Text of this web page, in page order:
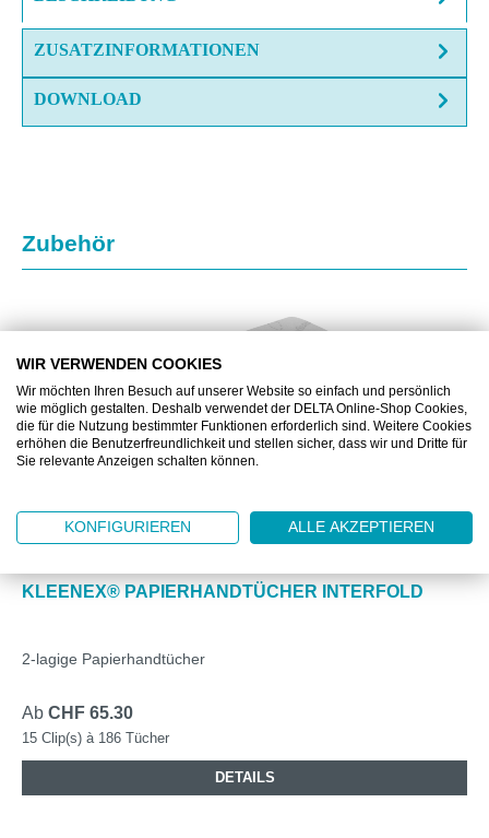
ZUSATZINFORMATIONEN
DOWNLOAD
Produktgalerie überspringen
Zubehör
KLEENEX® PAPIERHANDTÜCHER INTERFOLD
2-lagige Papierhandtücher
Ab CHF 65.30
15 Clip(s) à 186 Tücher
DETAILS
WIR VERWENDEN COOKIES
Wir möchten Ihren Besuch auf unserer Website so einfach und persönlich
wie möglich gestalten. Deshalb verwendet der DELTA Online-Shop Cookies,
die für die Nutzung bestimmter Funktionen erforderlich sind. Weitere Cookies
erhöhen die Benutzerfreundlichkeit und stellen sicher, dass wir und Dritte für
Sie relevante Anzeigen schalten können.
KONFIGURIEREN ALLE AKZEPTIEREN